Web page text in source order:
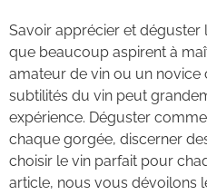
Savoir apprécier et déguster
que beaucoup aspirent à
amateur de vin ou un
subtilités du vin peut
expérience. Déguster
chaque gorgée, discerner
choisir le vin parfait pour
article, nous vous dévoilons